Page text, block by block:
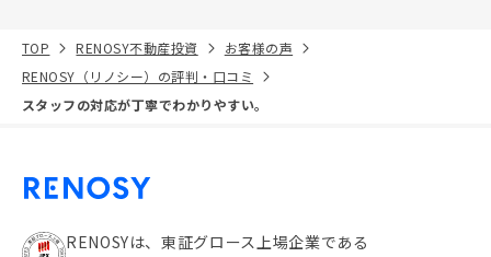
TOP RENOSY不動産投資
お客様の声
RENOSY（リノシー）の評判・口コミ
スタッフの対応が丁寧でわかりやすい。
RENOSYは、東証グロース上場企業である